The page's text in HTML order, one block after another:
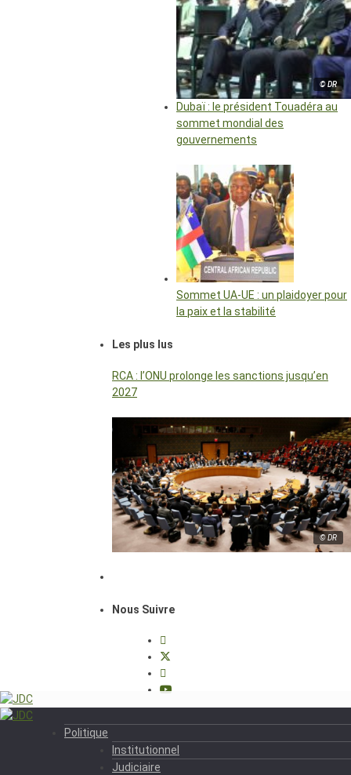
© DR
Dubaï : le président Touadéra au
sommet mondial des
gouvernements
Sommet UA-UE : un plaidoyer pour
la paix et la stabilité
Les plus lus
RCA : l’ONU prolonge les sanctions jusqu’en
2027
© DR
Nous Suivre
Politique
Institutionnel
Judiciaire